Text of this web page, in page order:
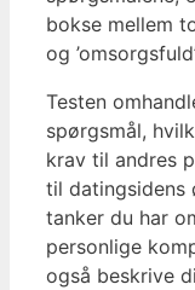
bokse mellem
og
Testen
spørgsmål,
krav til andres
til datingsidens
tanker du har
personlige
også beskrive